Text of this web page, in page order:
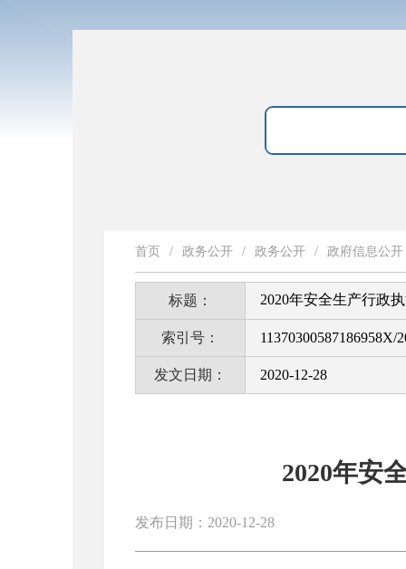
首页 / 政务公开 / 政务公开 / 政府信息公开
标题： 2020年安全生产行政
索引号： 11370300587186958X/
发文日期： 2020-12-28
2020年安
发布日期：2020-12-28